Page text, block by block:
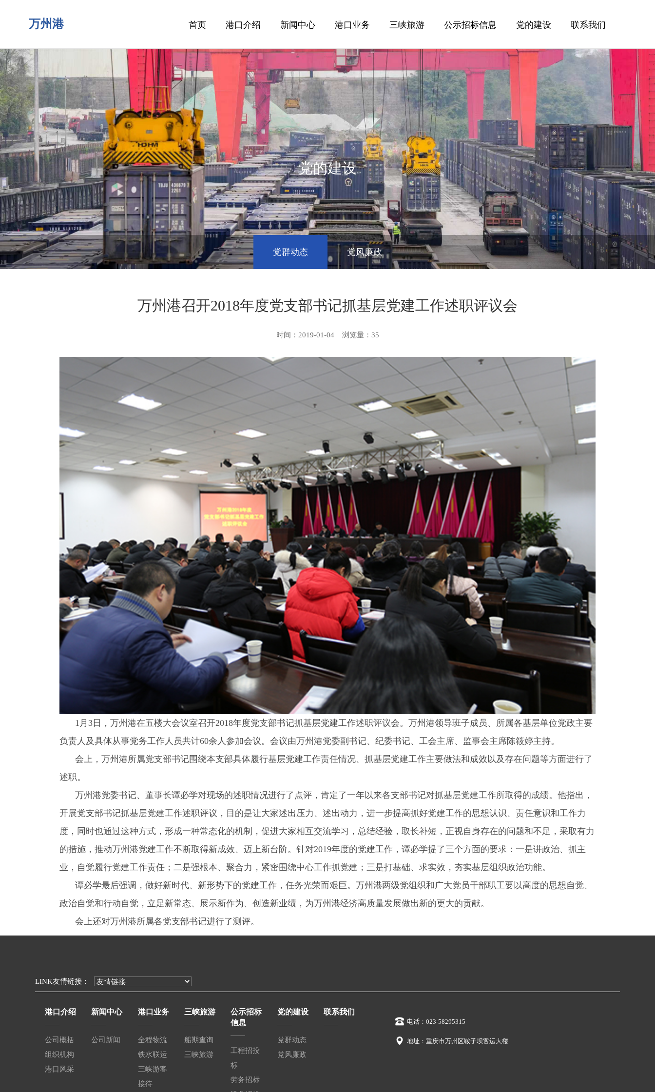
万州港 首页 港口介绍 新闻中心 港口业务 三峡旅游 公示招标信息 党的建设 联系我们
党的建设
党群动态 党风廉政
万州港召开2018年度党支部书记抓基层党建工作述职评议会
时间：2019-01-04 浏览量： 35
1 月3日，万州港在五楼大会议室召开2018年度党支部书记抓基层党建工作述职评议会。万州港领导班子成员、所属各基层单位党政主要
负责人及具体从事党务工作人员共计60余人参加会议。会议由万州港党委副书记、纪委书记、工会主席、监事会主席陈筱婷主持。
会上，万州港所属党支部书记围绕本支部具体履行基层党建工作责任情况、抓基层党建工作主要做法和成效以及存在问题等方面进行了
述职。
万州港党委书记、董事长谭必学对现场的述职情况进行了点评，肯定了一年以来各支部书记对抓基层党建工作所取得的成绩。他指出，
开展党支部书记抓基层党建工作述职评议，目的是让大家述出压力、述出动力，进一步提高抓好党建工作的思想认识、责任意识和工作力
度，同时也通过这种方式，形成一种常态化的机制，促进大家相互交流学习，总结经验，取长补短，正视自身存在的问题和不足，采取有力
的措施，推动万州港党建工作不断取得新成效、迈上新台阶。针对2019年度的党建工作，谭必学提了三个方面的要求：一是讲政治、抓主
业，自觉履行党建工作责任；二是强根本、聚合力，紧密围绕中心工作抓党建；三是打基础、求实效，夯实基层组织政治功能。
谭必学最后强调，做好新时代、新形势下的党建工作，任务光荣而艰巨。万州港两级党组织和广大党员干部职工要以高度的思想自觉、
政治自觉和行动自觉，立足新常态、展示新作为、创造新业绩，为万州港经济高质量发展做出新的更大的贡献。
会上还对万州港所属各党支部书记进行了测评。
LINK友情链接：
港口介绍
公司概括
组织机构
港口风采
新闻中心
公司新闻
港口业务
全程物流
铁水联运
三峡游客
接待
三峡旅游
船期查询
三峡旅游
公示招标
信息
工程招投
标
劳务招标
党的建设
党群动态
党风廉政
联系我们
电话：023-58295315
地址：重庆市万州区鞍子坝客运大楼